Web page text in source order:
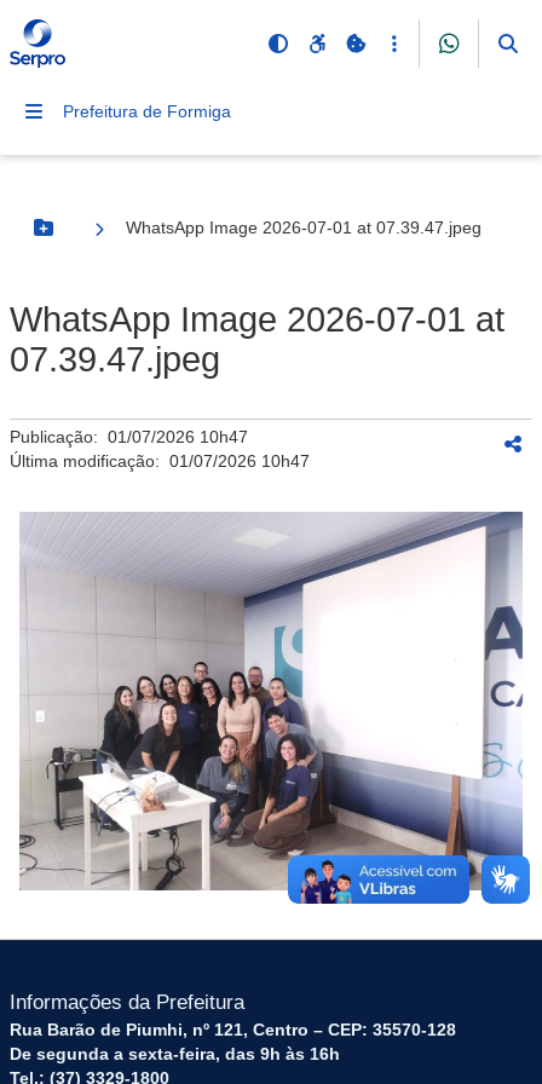
Prefeitura de Formiga
Botão Menu
WhatsApp Image 2026-07-01 at 07.39.47.jpeg
WhatsApp Image 2026-07-01 at
07.39.47.jpeg
Publicação: 01/07/2026 10h47
Última modificação: 01/07/2026 10h47
Informações da Prefeitura
Rua Barão de Piumhi, nº 121, Centro – CEP: 35570-128
De segunda a sexta-feira, das 9h às 16h
Tel.: (37) 3329-1800